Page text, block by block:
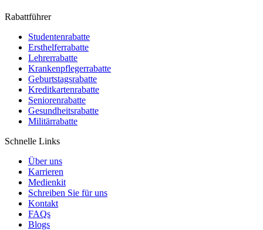
Rabattführer
Studentenrabatte
Ersthelferrabatte
Lehrerrabatte
Krankenpflegerrabatte
Geburtstagsrabatte
Kreditkartenrabatte
Seniorenrabatte
Gesundheitsrabatte
Militärrabatte
Schnelle Links
Über uns
Karrieren
Medienkit
Schreiben Sie für uns
Kontakt
FAQs
Blogs